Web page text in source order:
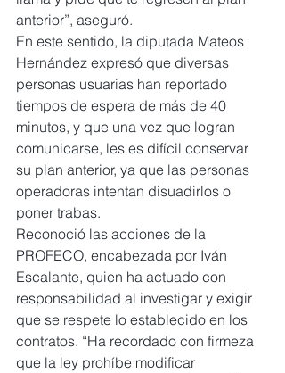
anterior”, aseguró.
En este sentido, la diputada Mateos
Hernández expresó que diversas
personas usuarias han reportado
tiempos de espera de más de 40
minutos, y que una vez que logran
comunicarse, les es difícil conservar
su plan anterior, ya que las personas
operadoras intentan disuadirlos o
poner trabas.
Reconoció las acciones de la
PROFECO, encabezada por Iván
Escalante, quien ha actuado con
responsabilidad al investigar y exigir
que se respete lo establecido en los
contratos. “Ha recordado con firmeza
que la ley prohíbe modificar